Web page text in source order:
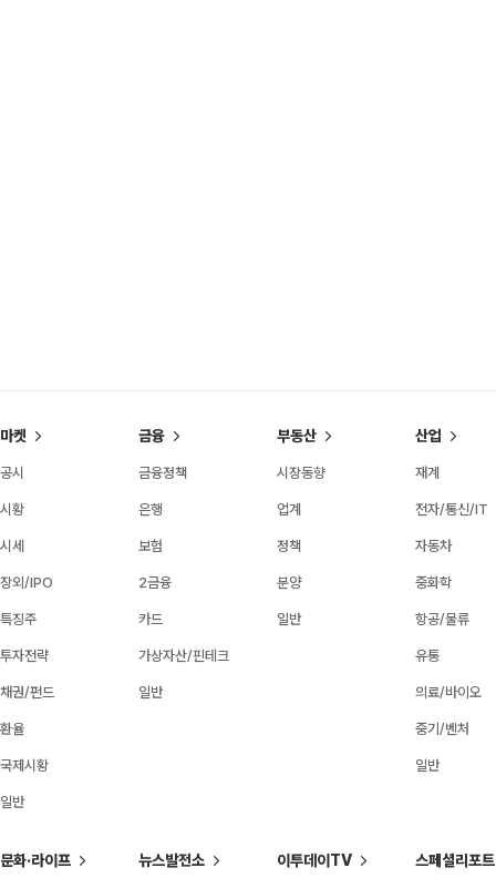
마켓
공시
시황
시세
장외/IPO
특징주
투자전략
채권/펀드
환율
국제시황
일반
금융
금융정책
은행
보험
2금융
카드
가상자산/핀테크
일반
부동산
시장동향
업계
정책
분양
일반
산업
재계
전자/통신/IT
자동차
중화학
항공/물류
유통
의료/바이오
중기/벤처
일반
문화·라이프 뉴스발전소 이투데이TV 스페셜리포트